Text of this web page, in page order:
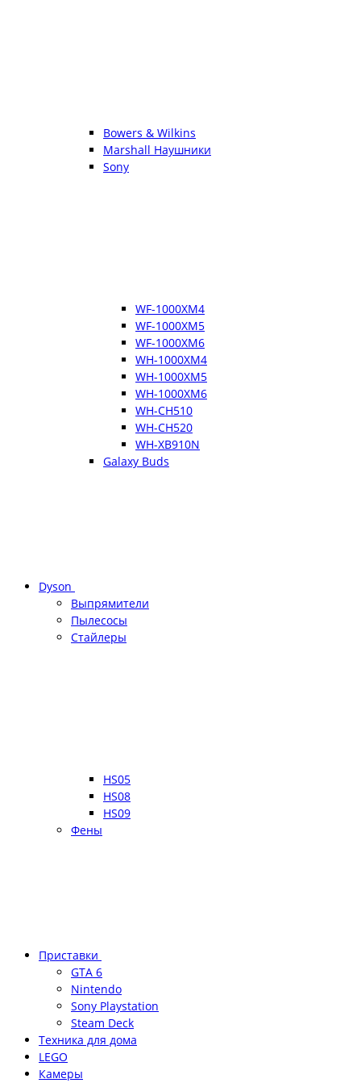
Bowers & Wilkins
Marshall Наушники
Sony
WF-1000XM4
WF-1000XM5
WF-1000XM6
WH-1000XM4
WH-1000XM5
WH-1000XM6
WH-CH510
WH-CH520
WH-XB910N
Galaxy Buds
Dyson
Выпрямители
Пылесосы
Стайлеры
HS05
HS08
HS09
Фены
Приставки
GTA 6
Nintendo
Sony Playstation
Steam Deck
Техника для дома
LEGO
Камеры